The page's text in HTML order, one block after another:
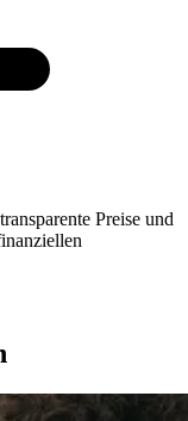
Preise und